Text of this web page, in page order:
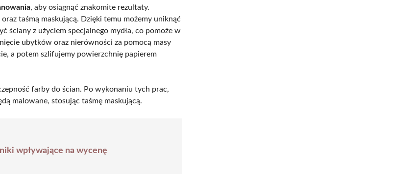
, aby osiągnąć znakomite rezultaty.
taśmą maskującą. Dzięki temu możemy uniknąć
ściany z użyciem specjalnego mydła, co pomoże w
ubytków oraz nierówności za pomocą masy
a potem szlifujemy powierzchnię papierem
farby do ścian. Po wykonaniu tych prac,
malowane, stosując taśmę maskującą.
wpływające na wycenę